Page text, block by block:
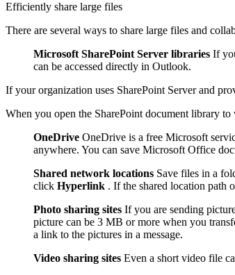
Efficiently share large files
There are several ways to share large files and
Microsoft SharePoint Server libraries If
can be accessed directly in Outlook.
If your organization uses SharePoint Server and
When you open the SharePoint document library
OneDrive OneDrive is a free Microsoft
anywhere. You can save Microsoft Office
Shared network locations Save files in a
click Hyperlink . If the shared location path
Photo sharing sites If you are sending
picture can be 3 MB or more when you
a link to the pictures in a message.
Video sharing sites Even a short video file